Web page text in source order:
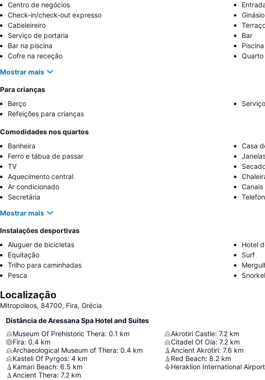
Centro de negócios
Check-in/check-out expresso
Ginásio
Cabeleireiro
Serviço de portaria
Bar
Bar na piscina
Cofre na receção
Mostrar mais
Para crianças
Berço
Refeições para crianças
Comodidades nos quartos
Banheira
Casa
Ferro e tábua de passar
TV
Aquecimento central
Ar condicionado
Secretária
Mostrar mais
Instalações desportivas
Aluguer de bicicletas
Hotel
Equitação
Surf
Trilho para caminhadas
Pesca
Localização
Mitropoleos, 84700, Fira, Grécia
Distância de Aressana Spa Hotel and Suites
Museum Of Prehistoric Thera: 0.1 km
Fira: 0.4 km
Archaeological Museum of Thera: 0.4 km
Kasteli Of Pyrgos: 4 km
Kamari Beach: 6.5 km
Ancient Thera: 7.2 km
Akrotiri Castle: 7.2 km
Citadel Of Oia: 7.2 km
Ancient Akrotiri: 7.6 km
Red Beach: 8.2 km